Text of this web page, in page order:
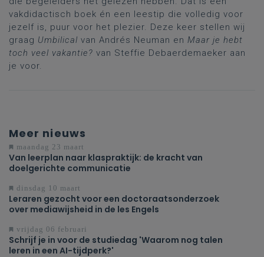
vakdidactisch boek én een leestip die volledig voor
jezelf is, puur voor het plezier. Deze keer stellen wij
graag Umbilical van Andrés Neuman en Maar je hebt
toch veel vakantie? van Steffie Debaerdemaeker aan
je voor.
Meer nieuws
maandag 23 maart
Van leerplan naar klaspraktijk: de kracht van
doelgerichte communicatie
dinsdag 10 maart
Leraren gezocht voor een doctoraatsonderzoek
over mediawijsheid in de les Engels
vrijdag 06 februari
Schrijf je in voor de studiedag 'Waarom nog talen
leren in een AI-tijdperk?'